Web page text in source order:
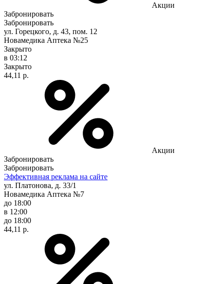
Акции
Забронировать
Забронировать
ул. Горецкого, д. 43, пом. 12
Новамедика Аптека №25
Закрыто
в 03:12
Закрыто
44,11 р.
Акции
Забронировать
Забронировать
Эффективная реклама на сайте
ул. Платонова, д. 33/1
Новамедика Аптека №7
до 18:00
в 12:00
до 18:00
44,11 р.